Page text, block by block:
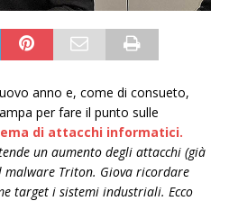
anno e, come di consueto,
per fare il punto sulle
di attacchi informatici.
un aumento degli attacchi (già
malware Triton. Giova ricordare
target i sistemi industriali. Ecco